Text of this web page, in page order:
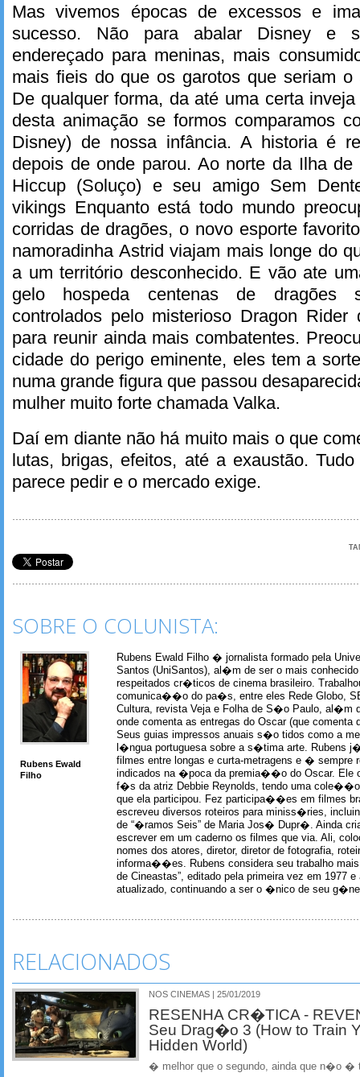
Mas vivemos épocas de excessos e
sucesso. Não para abalar Disney e
endereçado para meninas, mais
mais fieis do que os garotos que seriam o
De qualquer forma, da até uma certa
desta animação se formos comparamos
Disney) de nossa infância. A historia é
depois de onde parou. Ao norte da Ilha
Hiccup (Soluço) e seu amigo Sem
vikings Enquanto está todo mundo
corridas de dragões, o novo esporte
namoradinha Astrid viajam mais longe do
a um território desconhecido. E vão ate
gelo hospeda centenas de dragões
controlados pelo misterioso Dragon Rider
para reunir ainda mais combatentes.
cidade do perigo eminente, eles tem a
numa grande figura que passou
mulher muito forte chamada Valka.
Daí em diante não há muito mais o que
lutas, brigas, efeitos, até a exaustão.
parece pedir e o mercado exige.
SOBRE O COLUNISTA:
Rubens Ewald
Filho
Rubens Ewald Filho � jornalista formado pela
Santos (UniSantos), al�m de ser o mais
respeitados cr�ticos de cinema brasileiro.
comunica��o do pa�s, entre eles Rede Globo,
Cultura, revista Veja e Folha de S�o Paulo, al�m
onde comenta as entregas do Oscar (que comenta
Seus guias impressos anuais s�o tidos como a
l�ngua portuguesa sobre a s�tima arte. Rubens
filmes entre longas e curta-metragens e � sempre
indicados na �poca da premia��o do Oscar. Ele
f�s da atriz Debbie Reynolds, tendo uma
que ela participou. Fez participa��es em filmes
escreveu diversos roteiros para miniss�ries,
de “�ramos Seis” de Maria Jos� Dupr�. Ainda
escrever em um caderno os filmes que via. Ali,
nomes dos atores, diretor, diretor de fotografia,
informa��es. Rubens considera seu trabalho
de Cineastas”, editado pela primeira vez em 1977 e
atualizado, continuando a ser o �nico de seu
RELACIONADOS
NOS CINEMAS | 25/01/2019
RESENHA CR�TICA -
Seu Drag�o 3 (How to Train
Hidden World)
� melhor que o segundo, ainda que n�o �